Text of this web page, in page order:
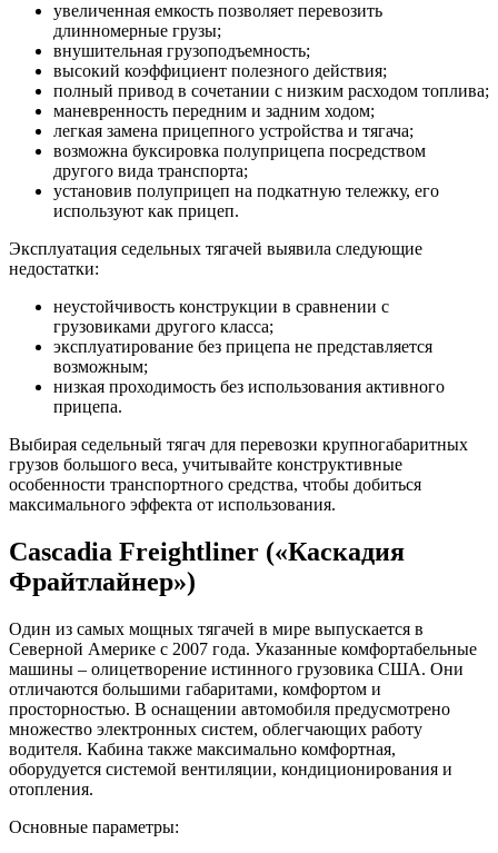
увеличенная емкость позволяет перевозить
длинномерные грузы;
внушительная грузоподъемность;
высокий коэффициент полезного действия;
полный привод в сочетании с низким расходом топлива;
маневренность передним и задним ходом;
легкая замена прицепного устройства и тягача;
возможна буксировка полуприцепа посредством
другого вида транспорта;
установив полуприцеп на подкатную тележку, его
используют как прицеп.
Эксплуатация седельных тягачей выявила следующие
недостатки:
неустойчивость конструкции в сравнении с
грузовиками другого класса;
эксплуатирование без прицепа не представляется
возможным;
низкая проходимость без использования активного
прицепа.
Выбирая седельный тягач для перевозки крупногабаритных
грузов большого веса, учитывайте конструктивные
особенности транспортного средства, чтобы добиться
максимального эффекта от использования.
Cascadia Freightliner («Каскадия
Фрайтлайнер»)
Один из самых мощных тягачей в мире выпускается в
Северной Америке с 2007 года. Указанные комфортабельные
машины – олицетворение истинного грузовика США. Они
отличаются большими габаритами, комфортом и
просторностью. В оснащении автомобиля предусмотрено
множество электронных систем, облегчающих работу
водителя. Кабина также максимально комфортная,
оборудуется системой вентиляции, кондиционирования и
отопления.
Основные параметры: